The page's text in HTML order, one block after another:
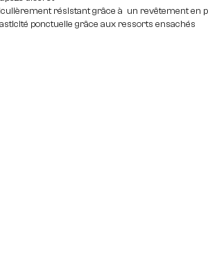
résistant grâce à un revêtement en
ponctuelle grâce aux ressorts ensachés